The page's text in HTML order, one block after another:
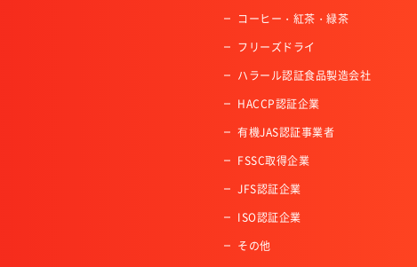
コーヒー・紅茶・緑茶
フリーズドライ
ハラール認証食品製造会社
HACCP認証企業
有機JAS認証事業者
FSSC取得企業
JFS認証企業
ISO認証企業
その他